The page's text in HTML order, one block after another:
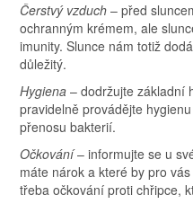
Čerstvý vzduch – před
ochranným krémem, ale
imunity. Slunce nám totiž
důležitý.
Hygiena– dodržujte základní
pravidelně provádějte
přenosu bakterií.
Očkování– informujte se u
máte nárok a které by pro
třeba očkování proti chřipce,